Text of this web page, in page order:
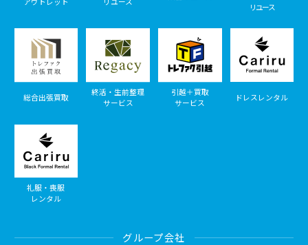
リユース
総合出張買取
終活・生前整理
サービス
引越＋買取
サービス
ドレスレンタル
礼服・喪服
レンタル
グループ会社